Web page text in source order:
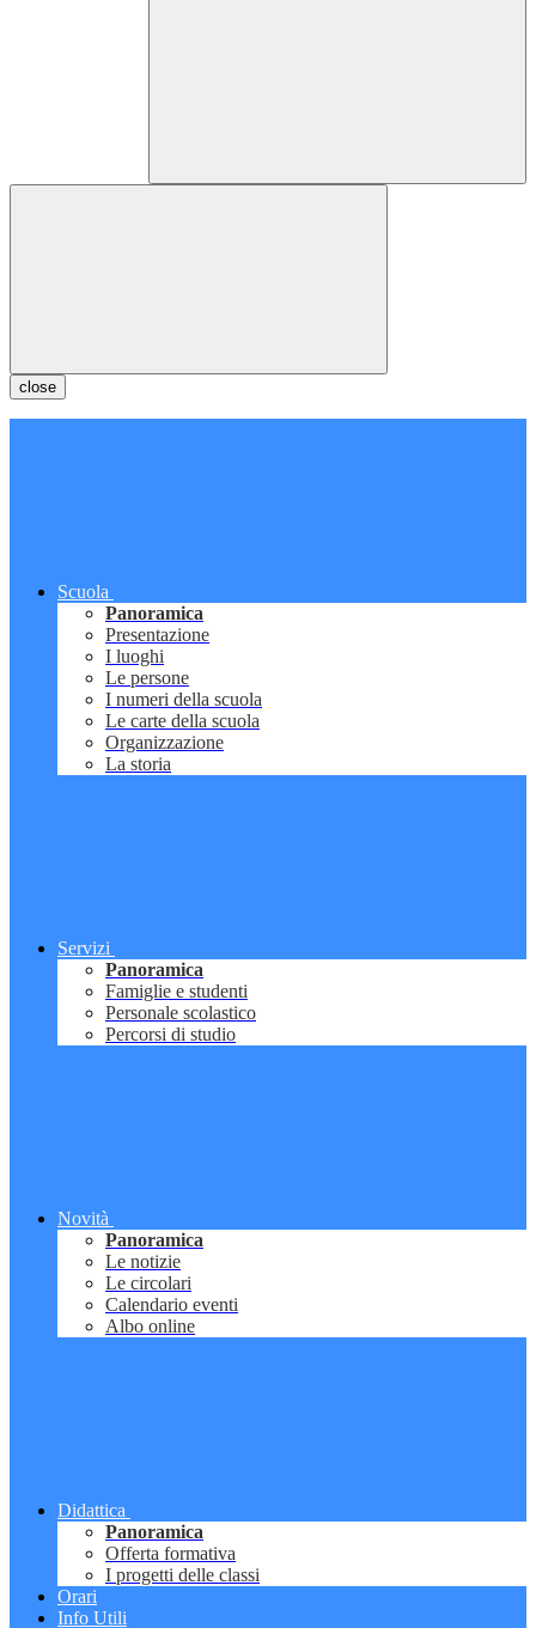
close
Scuola
Panoramica
Presentazione
I luoghi
Le persone
I numeri della scuola
Le carte della scuola
Organizzazione
La storia
Servizi
Panoramica
Famiglie e studenti
Personale scolastico
Percorsi di studio
Novità
Panoramica
Le notizie
Le circolari
Calendario eventi
Albo online
Didattica
Panoramica
Offerta formativa
I progetti delle classi
Orari
Info Utili